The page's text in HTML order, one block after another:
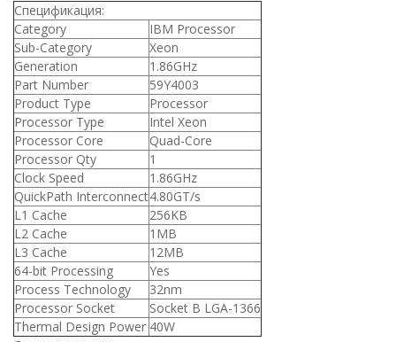
Спецификация:
Category
IBM Processor
Sub-Category
Xeon
Generation
1.86GHz
Part Number
59Y4003
Product Type
Processor
Processor Type
Intel Xeon
Processor Core
Quad-Core
Processor Qty
1
Clock Speed
1.86GHz
QuickPath Interconnect4.80GT/s
L1 Cache
256KB
L2 Cache
1MB
L3 Cache
12MB
64-bit Processing
Yes
Process Technology
32nm
Processor Socket
Socket B LGA-1366
Thermal Design Power 40W